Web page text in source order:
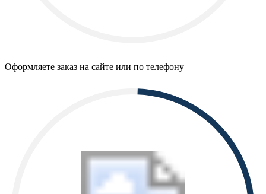
Оформляете заказ на сайте или по телефону